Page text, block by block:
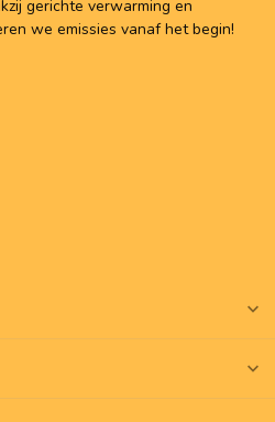
gerichte verwarming en
we emissies vanaf het begin!